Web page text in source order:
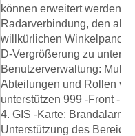
können erweitert werden,
Radarverbindung, den
willkürlichen
D-Vergrößerung zu
Benutzerverwaltung: Multi
Abteilungen und Rollen
unterstützen 999 -Front -
4. GIS -Karte: Brandalarm
Unterstützung des